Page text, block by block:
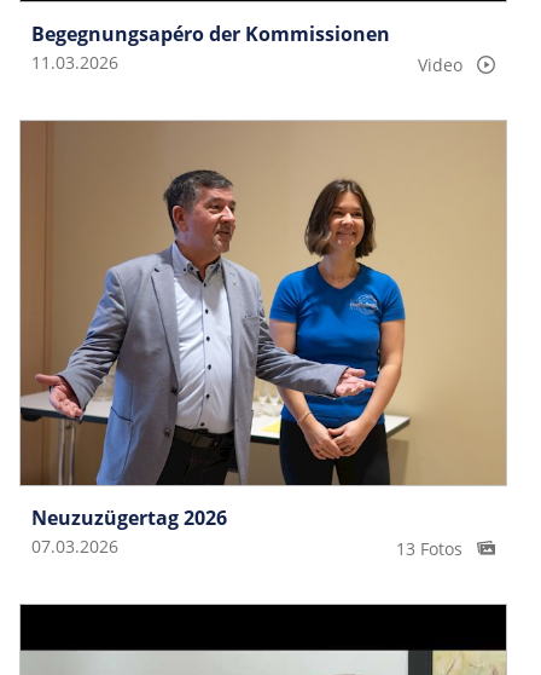
Begegnungsapéro der Kommissionen
11.03.2026 Video
Neuzuzügertag 2026
07.03.2026 13 Fotos